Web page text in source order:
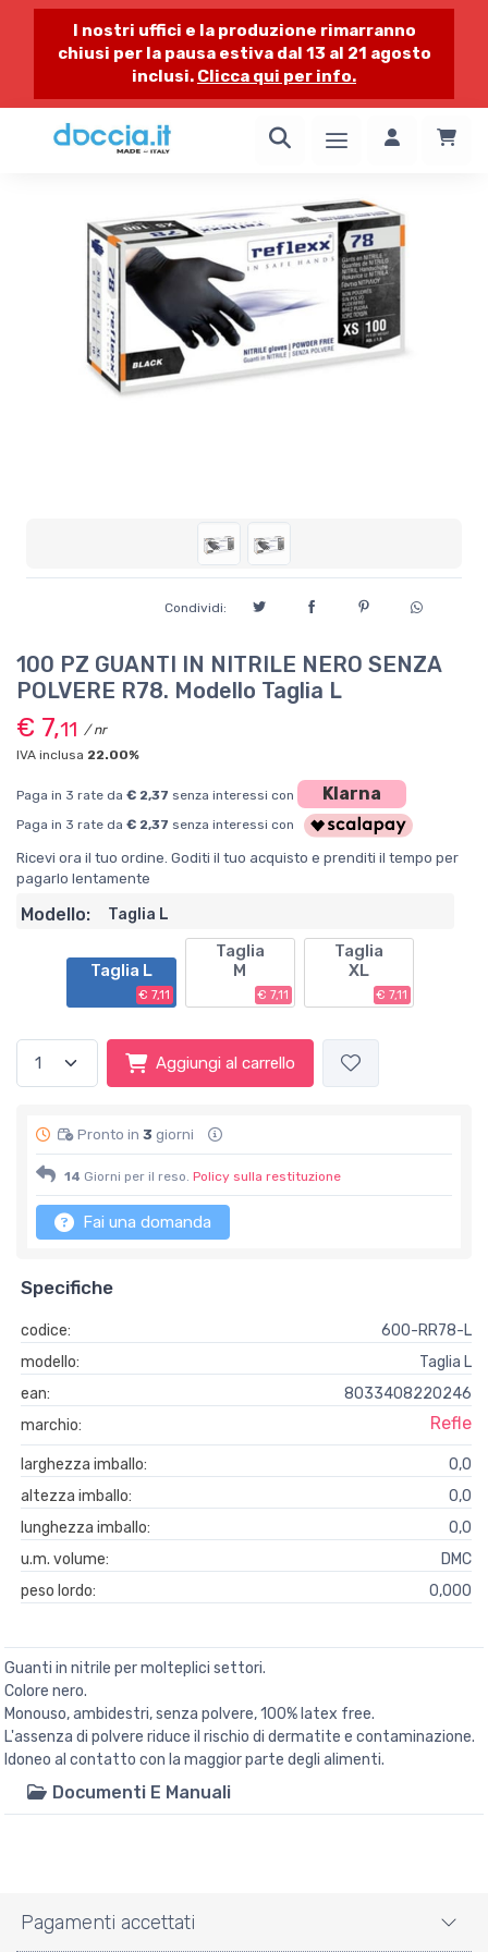
I nostri uffici e la produzione rimarranno
chiusi per la pausa estiva dal 13 al 21 agosto
inclusi. Clicca qui per info.
Condividi:
100 PZ GUANTI IN NITRILE NERO SENZA
POLVERE R78. Modello Taglia L
€ 7,11 / nr
IVA inclusa 22.00%
Paga in 3 rate da € 2,37 senza interessi con Klarna
Paga in 3 rate da € 2,37 senza interessi con
Ricevi ora il tuo ordine. Goditi il tuo acquisto e prenditi il tempo per
pagarlo lentamente
Modello: Taglia L
Taglia L
€ 7,11
Taglia
M
€ 7,11
Taglia
XL
€ 7,11
Aggiungi al carrello
Pronto in 3 giorni
14 Giorni per il reso. Policy sulla restituzione
Fai una domanda
Specifiche
codice:
600-RR78-L
modello:
Taglia L
ean:
8033408220246
marchio:
Refle
larghezza imballo:
0,0
altezza imballo:
0,0
lunghezza imballo:
0,0
u.m. volume:
DMC
peso lordo:
0,000
Guanti in nitrile per molteplici settori.
Colore nero.
Monouso, ambidestri, senza polvere, 100% latex free.
L'assenza di polvere riduce il rischio di dermatite e contaminazione.
Idoneo al contatto con la maggior parte degli alimenti.
Documenti E Manuali
Pagamenti accettati